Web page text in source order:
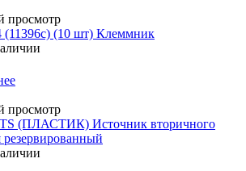
просмотр
(11396c) (10 шт) Клеммник
просмотр
(ПЛАСТИК) Источник вторичного
резервированный